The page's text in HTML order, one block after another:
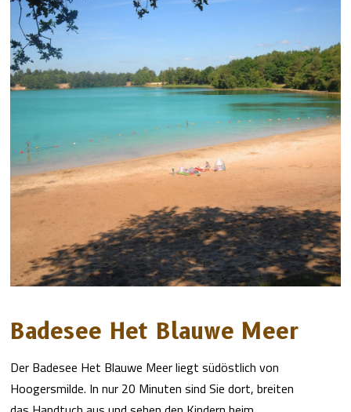
Badesee Het Blauwe Meer
Der Badesee Het Blauwe Meer liegt südöstlich von
Hoogersmilde. In nur 20 Minuten sind Sie dort, breiten